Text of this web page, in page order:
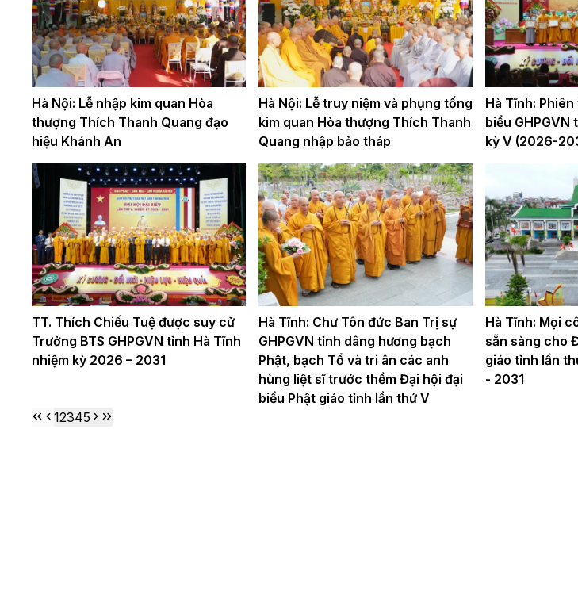
Hà Nội: Lễ nhập kim quan Hòa
thượng Thích Thanh Quang đạo
hiệu Khánh An
Hà Nội: Lễ truy niệm và phụng tống
kim quan Hòa thượng Thích Thanh
Quang nhập bảo tháp
Hà Tĩnh:
biểu GHPGVN
kỳ V (2026-
TT. Thích Chiếu Tuệ được suy cử
Trưởng BTS GHPGVN tỉnh Hà Tĩnh
nhiệm kỳ 2026 – 2031
Hà Tĩnh: Chư Tôn đức Ban Trị sự
GHPGVN tỉnh dâng hương bạch
Phật, bạch Tổ và tri ân các anh
hùng liệt sĩ trước thềm Đại hội đại
biểu Phật giáo tỉnh lần thứ V
Hà Tĩnh: Mọi
sẵn sàng cho
giáo tỉnh lần
- 2031
12345